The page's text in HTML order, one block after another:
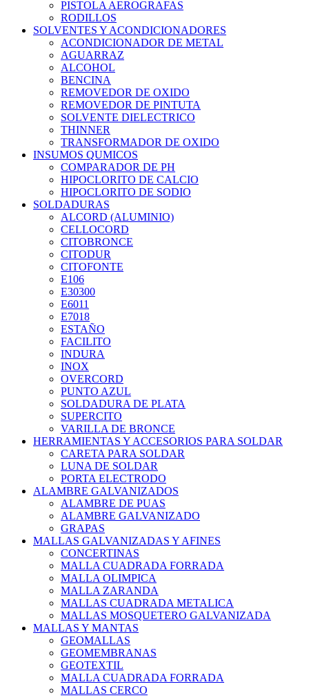
PISTOLA AEROGRAFAS
RODILLOS
SOLVENTES Y ACONDICIONADORES
ACONDICIONADOR DE METAL
AGUARRAZ
ALCOHOL
BENCINA
REMOVEDOR DE OXIDO
REMOVEDOR DE PINTUTA
SOLVENTE DIELECTRICO
THINNER
TRANSFORMADOR DE OXIDO
INSUMOS QUMICOS
COMPARADOR DE PH
HIPOCLORITO DE CALCIO
HIPOCLORITO DE SODIO
SOLDADURAS
ALCORD (ALUMINIO)
CELLOCORD
CITOBRONCE
CITODUR
CITOFONTE
E106
E30300
E6011
E7018
ESTAÑO
FACILITO
INDURA
INOX
OVERCORD
PUNTO AZUL
SOLDADURA DE PLATA
SUPERCITO
VARILLA DE BRONCE
HERRAMIENTAS Y ACCESORIOS PARA SOLDAR
CARETA PARA SOLDAR
LUNA DE SOLDAR
PORTA ELECTRODO
ALAMBRE GALVANIZADOS
ALAMBRE DE PUAS
ALAMBRE GALVANIZADO
GRAPAS
MALLAS GALVANIZADAS Y AFINES
CONCERTINAS
MALLA CUADRADA FORRADA
MALLA OLIMPICA
MALLA ZARANDA
MALLAS CUADRADA METALICA
MALLAS MOSQUETERO GALVANIZADA
MALLAS Y MANTAS
GEOMALLAS
GEOMEMBRANAS
GEOTEXTIL
MALLA CUADRADA FORRADA
MALLAS CERCO